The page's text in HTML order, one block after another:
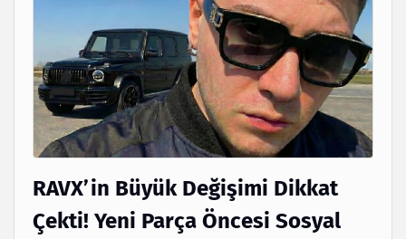
RAVX’in Büyük Değişimi Dikkat
Çekti! Yeni Parça Öncesi Sosyal